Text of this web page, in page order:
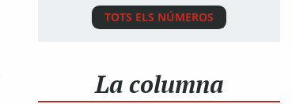
TOTS ELS NÚMEROS
La columna